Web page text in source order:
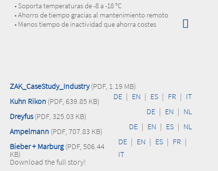
• Soporta temperaturas de -8 a -18 °C
• Ahorro de tiempo gracias al mantenimiento remoto
• Menos tiempo de inactividad que ahorra costes
ZAK_CaseStudy_Industry(PDF, 1.19 MB)
Kuhn Rikon (PDF, 639.85 KB) DE | EN | ES | FR | IT
Dreyfus(PDF, 325.03 KB) DE | EN | NL
Ampelmann (PDF, 707.83 KB) DE | EN | ES | NL
Bieber + Marburg(PDF, 506.44
KB)
Download the full story!
DE | EN | ES | FR |
IT